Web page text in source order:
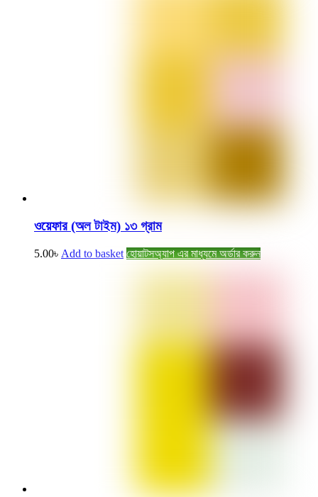
ওয়েফার (অল টাইম) ১৩ গ্রাম
5.00৳ Add to basket হোয়াটসঅ্যাপ এর মাধ্যমে অর্ডার করুন